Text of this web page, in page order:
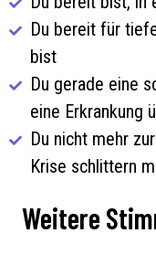
Du bereit für
bist
Du gerade eine
eine Erkrankung
Du nicht mehr
Krise schlittern
Weitere